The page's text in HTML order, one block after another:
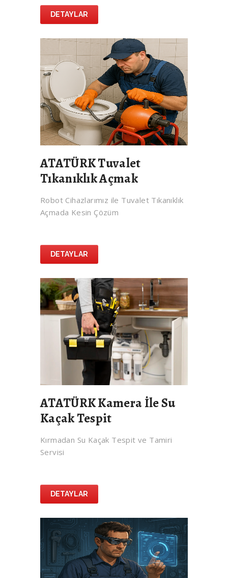
DETAYLAR
ATATÜRK Tuvalet
Tıkanıklık Açmak
Robot Cihazlarımız ile Tuvalet Tıkanıklık
Açmada Kesin Çözüm
DETAYLAR
ATATÜRK Kamera İle Su
Kaçak Tespit
Kırmadan Su Kaçak Tespit ve Tamiri
Servisi
DETAYLAR